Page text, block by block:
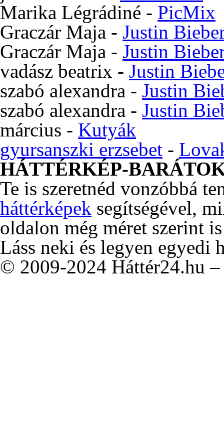
Marika Légrádiné - PicMix
Graczár Maja - Justin
Graczár Maja - Justin
vadász beatrix - Justin
szabó alexandra - Justin
szabó alexandra - Justin
március - Kutyák
gyursanszki erzsebet -
HÁTTÉRKÉP-
Te is szeretnéd vonzóbbá
háttérképek segítségével,
oldalon még méret szerint
Láss neki és legyen egyedi
© 2009-2024 Háttér24.hu